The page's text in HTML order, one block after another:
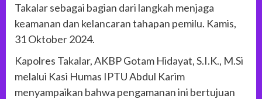
Takalar sebagai bagian dari langkah menjaga
keamanan dan kelancaran tahapan pemilu. Kamis,
31 Oktober 2024.
Kapolres Takalar, AKBP Gotam Hidayat, S.I.K., M.Si
melalui Kasi Humas IPTU Abdul Karim
menyampaikan bahwa pengamanan ini bertujuan